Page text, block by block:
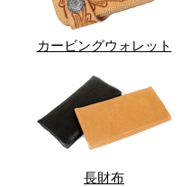
カービングウォレット
長財布